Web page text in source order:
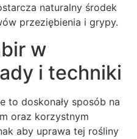
naturalny środek
przeziębienia i grypy.
w
i techniki
to doskonały sposób na
oraz korzystnym
aby uprawa tej rośliny